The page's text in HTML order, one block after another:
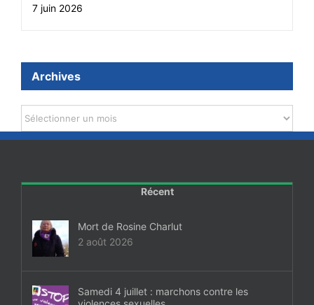
7 juin 2026
Archives
Archives
Récent
Mort de Rosine Charlut
2 août 2026
Samedi 4 juillet : marchons contre les